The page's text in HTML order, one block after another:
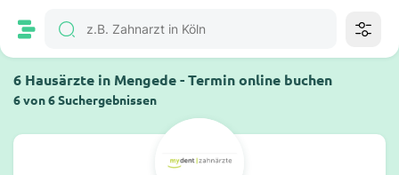
6 Hausärzte in Mengede - Termin online buchen
6 von 6 Suchergebnissen